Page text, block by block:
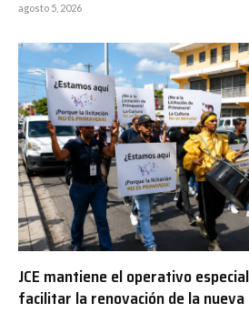
agosto 5, 2026
JCE mantiene el operativo
facilitar la renovación de la nueva